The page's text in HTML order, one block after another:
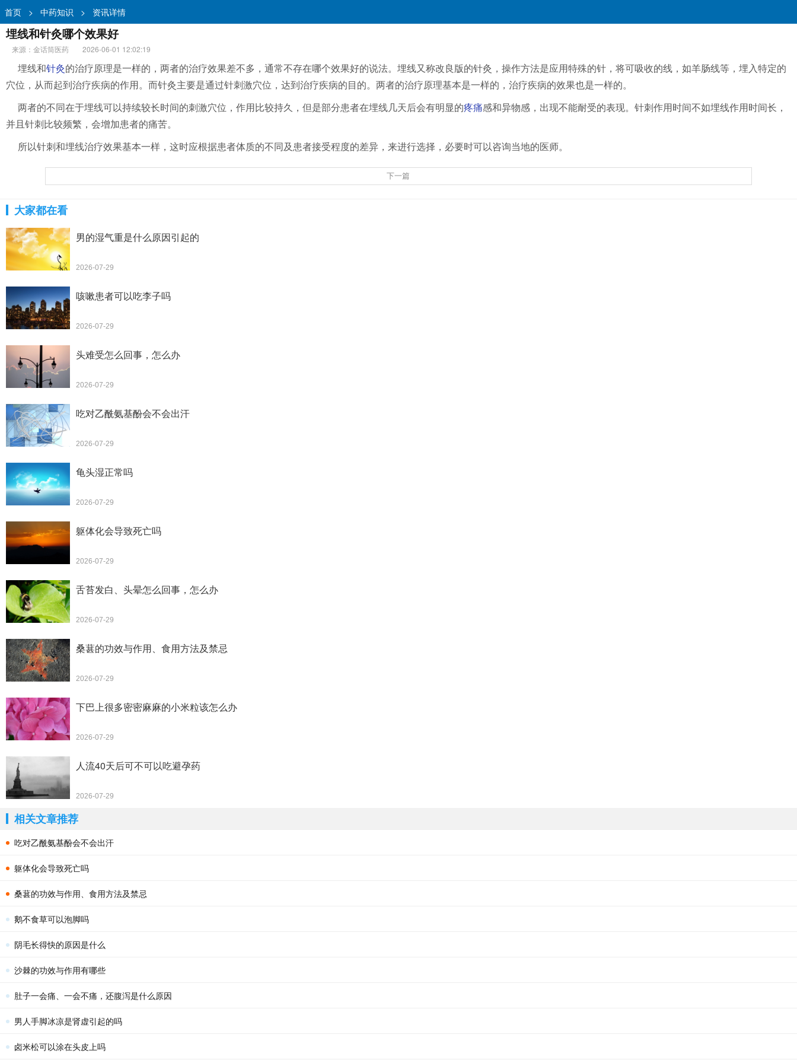
首页 > 中药知识 > 资讯详情
埋线和针灸哪个效果好
来源：金话筒医药
2026-06-01 12:02:19
埋线和针灸的治疗原理是一样的，两者的治疗效果差不多，通常不存在哪个效果好的说法。埋线又称改良版的针灸，操作方法是应用特殊的针，将可吸收的线，如羊肠线等，埋入特定的
穴位，从而起到治疗疾病的作用。而针灸主要是通过针刺激穴位，达到治疗疾病的目的。两者的治疗原理基本是一样的，治疗疾病的效果也是一样的。
两者的不同在于埋线可以持续较长时间的刺激穴位，作用比较持久，但是部分患者在埋线几天后会有明显的疼痛感和异物感，出现不能耐受的表现。针刺作用时间不如埋线作用时间长，
并且针刺比较频繁，会增加患者的痛苦。
所以针刺和埋线治疗效果基本一样，这时应根据患者体质的不同及患者接受程度的差异，来进行选择，必要时可以咨询当地的医师。
下一篇
大家都在看
男的湿气重是什么原因引起的
2026-07-29
咳嗽患者可以吃李子吗
2026-07-29
头难受怎么回事，怎么办
2026-07-29
吃对乙酰氨基酚会不会出汗
2026-07-29
龟头湿正常吗
2026-07-29
躯体化会导致死亡吗
2026-07-29
舌苔发白、头晕怎么回事，怎么办
2026-07-29
桑葚的功效与作用、食用方法及禁忌
2026-07-29
下巴上很多密密麻麻的小米粒该怎么办
2026-07-29
人流40天后可不可以吃避孕药
2026-07-29
相关文章推荐
吃对乙酰氨基酚会不会出汗
躯体化会导致死亡吗
桑葚的功效与作用、食用方法及禁忌
鹅不食草可以泡脚吗
阴毛长得快的原因是什么
沙棘的功效与作用有哪些
肚子一会痛、一会不痛，还腹泻是什么原因
男人手脚冰凉是肾虚引起的吗
卤米松可以涂在头皮上吗